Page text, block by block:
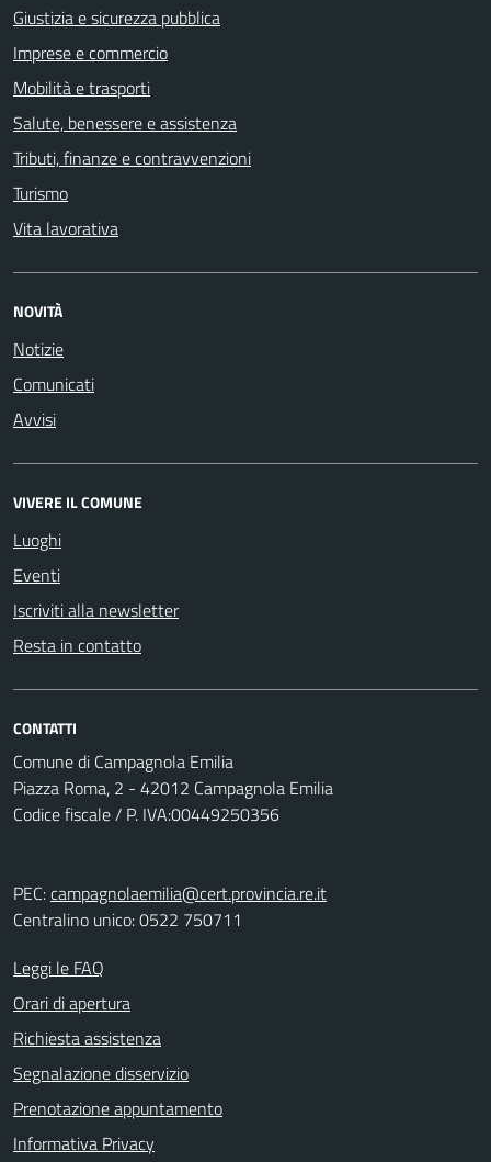
Giustizia e sicurezza pubblica
Imprese e commercio
Mobilità e trasporti
Salute, benessere e assistenza
Tributi, finanze e contravvenzioni
Turismo
Vita lavorativa
NOVITÀ
Notizie
Comunicati
Avvisi
VIVERE IL COMUNE
Luoghi
Eventi
Iscriviti alla newsletter
Resta in contatto
CONTATTI
Comune di Campagnola Emilia
Piazza Roma, 2 - 42012 Campagnola Emilia
Codice fiscale / P. IVA:00449250356
PEC:campagnolaemilia@cert.provincia.re.it
Centralino unico: 0522 750711
Leggi le FAQ
Orari di apertura
Richiesta assistenza
Segnalazione disservizio
Prenotazione appuntamento
Informativa Privacy